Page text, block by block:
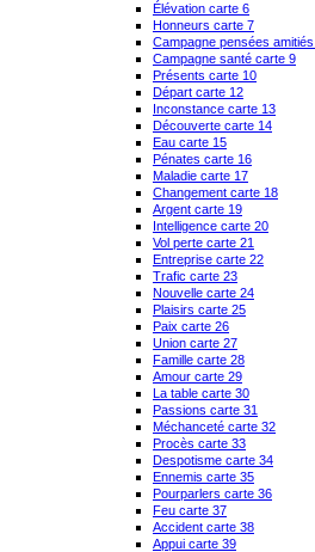
Élévation carte 6
Honneurs carte 7
Campagne pensées
Campagne santé carte 9
Présents carte 10
Départ carte 12
Inconstance carte 13
Découverte carte 14
Eau carte 15
Pénates carte 16
Maladie carte 17
Changement carte 18
Argent carte 19
Intelligence carte 20
Vol perte carte 21
Entreprise carte 22
Trafic carte 23
Nouvelle carte 24
Plaisirs carte 25
Paix carte 26
Union carte 27
Famille carte 28
Amour carte 29
La table carte 30
Passions carte 31
Méchanceté carte 32
Procès carte 33
Despotisme carte 34
Ennemis carte 35
Pourparlers carte 36
Feu carte 37
Accident carte 38
Appui carte 39